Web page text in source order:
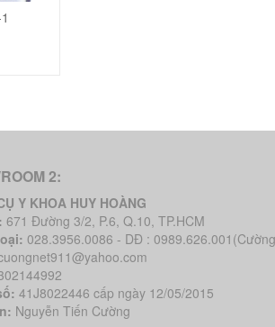
2:
Y KHOA HUY HOÀNG
671 Đường 3/2, P.6, Q.10, TP.HCM
028.3956.0086 - DĐ :
41J8022446 cấp ngày 12/05/2015
Nguyễn Tiến Cường